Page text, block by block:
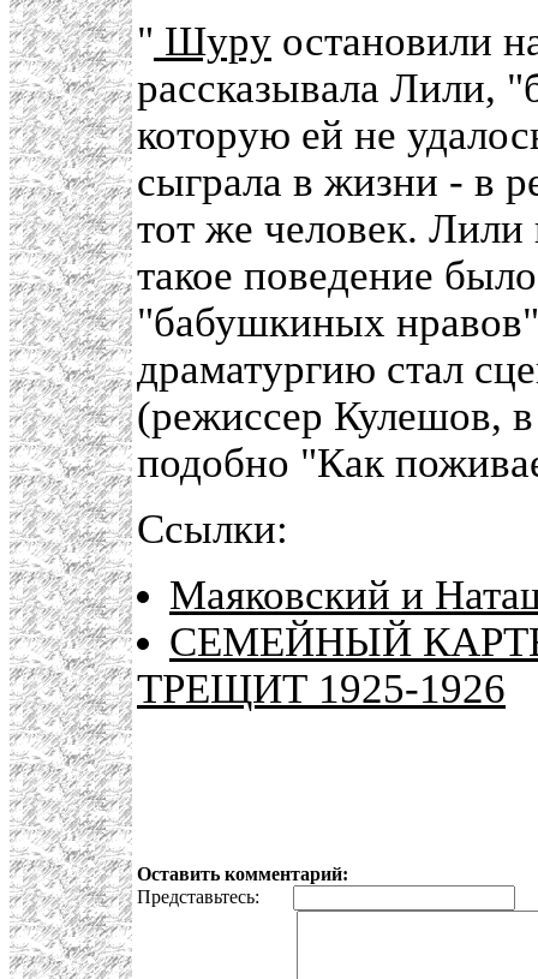
" Шуру остановили
рассказывала Лили,
которую ей не
сыграла в жизни - в
тот же человек.
такое поведение
"бабушкиных
драматургию стал
(режиссер Кулешов,
подобно "Как
Ссылки:
Маяковский и
СЕМЕЙНЫЙ
ТРЕЩИТ 1925-1926
Оставить комментарий:
Представьтесь: